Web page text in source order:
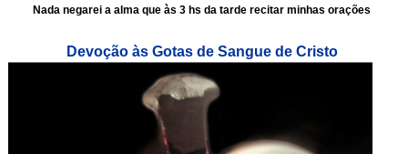
Nada negarei a alma que às 3 hs da tarde recitar minhas orações
Devoção às Gotas de Sangue de Cristo